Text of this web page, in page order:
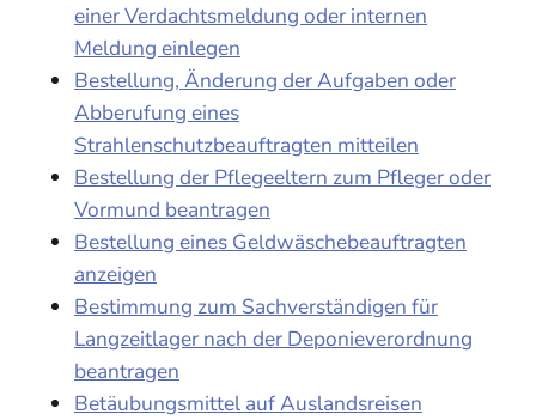
einer Verdachtsmeldung oder internen
Meldung einlegen
Bestellung, Änderung der Aufgaben oder
Abberufung eines
Strahlenschutzbeauftragten mitteilen
Bestellung der Pflegeeltern zum Pfleger oder
Vormund beantragen
Bestellung eines Geldwäschebeauftragten
anzeigen
Bestimmung zum Sachverständigen für
Langzeitlager nach der Deponieverordnung
beantragen
Betäubungsmittel auf Auslandsreisen